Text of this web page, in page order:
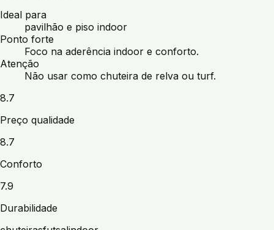
Ideal para
pavilhão e piso indoor
Ponto forte
Foco na aderência indoor e conforto.
Atenção
Não usar como chuteira de relva ou turf.
8.7
Preço qualidade
8.7
Conforto
7.9
Durabilidade